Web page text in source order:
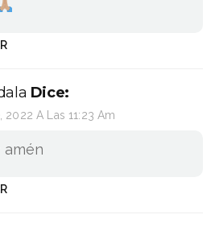
Dice:
A Las 11:23 Am
amén